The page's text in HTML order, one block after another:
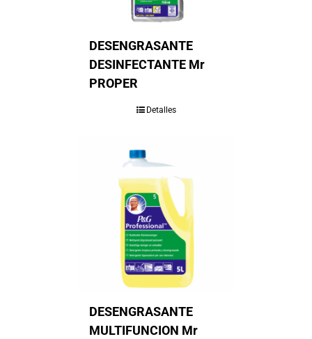
DESENGRASANTE
DESINFECTANTE Mr
PROPER
Detalles
DESENGRASANTE
MULTIFUNCION Mr